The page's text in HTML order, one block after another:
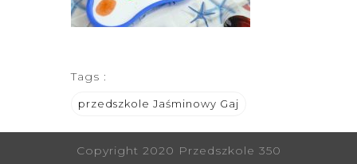
Tags :
przedszkole Jaśminowy Gaj
Copyright 2020 Przedszkole 350